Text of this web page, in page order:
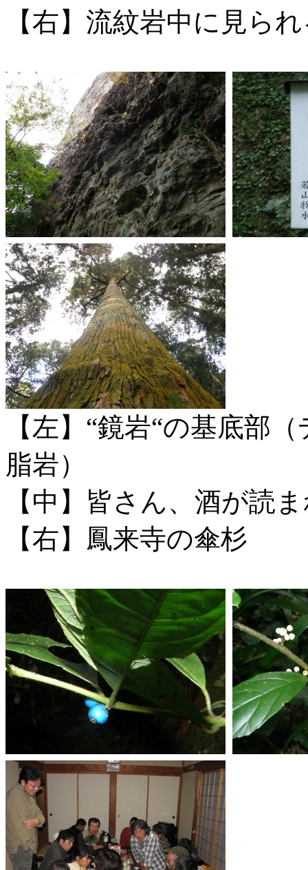
【右】流紋岩中に見ら
【左】“鏡岩“の基底部
脂岩）
【中】皆さん、酒が読
【右】鳳来寺の傘杉